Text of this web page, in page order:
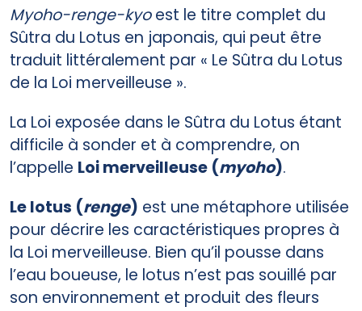
Myoho-renge-kyoest le titre complet du
Sûtra du Lotus en japonais, qui peut être
traduit littéralement par « Le Sûtra du Lotus
de la Loi merveilleuse ».
La Loi exposée dans le Sûtra du Lotus étant
difficile à sonder et à comprendre, on
l’appelle Loi merveilleuse (myoho).
Le lotus (renge) est une métaphore utilisée
pour décrire les caractéristiques propres à
la Loi merveilleuse. Bien qu’il pousse dans
l’eau boueuse, le lotus n’est pas souillé par
son environnement et produit des fleurs